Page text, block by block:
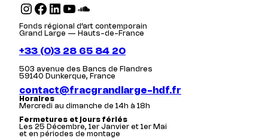
Instagram Facebook LinkedIn YouTube SoundCloud
Fonds régional d’art contemporain
Grand Large — Hauts-de-France
+33 (0)3 28 65 84 20
503 avenue des Bancs de Flandres
59140 Dunkerque, France
contact@fracgrandlarge-hdf.fr
Horaires
Mercredi au dimanche de 14h à 18h
Fermetures et jours fériés
Les 25 Décembre, 1er Janvier et 1er Mai
et en périodes de montage